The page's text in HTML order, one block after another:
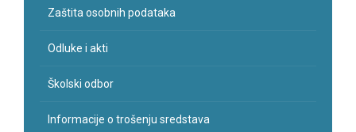
Zaštita osobnih podataka
Odluke i akti
Školski odbor
Informacije o trošenju sredstava